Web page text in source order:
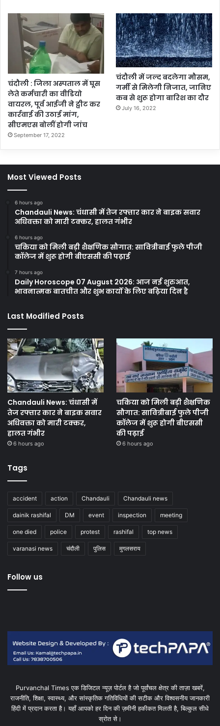
चंदौली : जिला अस्पताल में घूस
लेते कर्मचारी का वीडियो
वायरल, पूर्व आईजी ने ट्वीट कर
कार्रवाई की उठाई मांग,
सीएमएस बोलीं होगी जांच
September 17, 2022
चंदौली में जल्द बदलेगा मौसम,
गर्मी से मिलेगी निजात, जानिए
कब से शुरू होगा बारिश का दौर
July 16, 2022
Most Viewed Posts
6 hours ago
Chandauli News: चंधासी में तेज रफ्तार कार ने बाइक सवार
अधिवक्ता को मारी टक्कर, हालत गंभीर
6 hours ago
चकिया को मिली बड़ी शैक्षणिक सौगात: सावित्रीबाई फुले पीजी
कॉलेज में शुरू होगी बीएससी की पढ़ाई
7 hours ago
Daily Horoscope 07 August 2026: आज नई शुरुआत,
भावनात्मक बातचीत और शुभ कार्यों के लिए बढ़िया दिन है
Last Modified Posts
Chandauli News: चंधासी में
तेज रफ्तार कार ने बाइक सवार
अधिवक्ता को मारी टक्कर,
हालत गंभीर
6 hours ago
चकिया को मिली बड़ी शैक्षणिक
सौगात: सावित्रीबाई फुले पीजी
कॉलेज में शुरू होगी बीएससी
की पढ़ाई
6 hours ago
Tags
accident action Chandauli Chandauli news
dainik rashifal DM event inspection meeting
one died police protest rashifal top news
varanasi news चंदौली पुलिस मुगलसराय
Follow us
Purvanchal Times एक डिजिटल न्यूज़ पोर्टल है जो पूर्वांचल क्षेत्र की ताज़ा खबरें,
राजनीति, शिक्षा, स्वास्थ्य, और सांस्कृतिक गतिविधियों की सटीक और विश्वसनीय जानकारी
हिंदी में प्रदान करता है। यहाँ आपको हर दिन की ज़मीनी हकीकत मिलती है, बिल्कुल सीधे
स्रोत से।